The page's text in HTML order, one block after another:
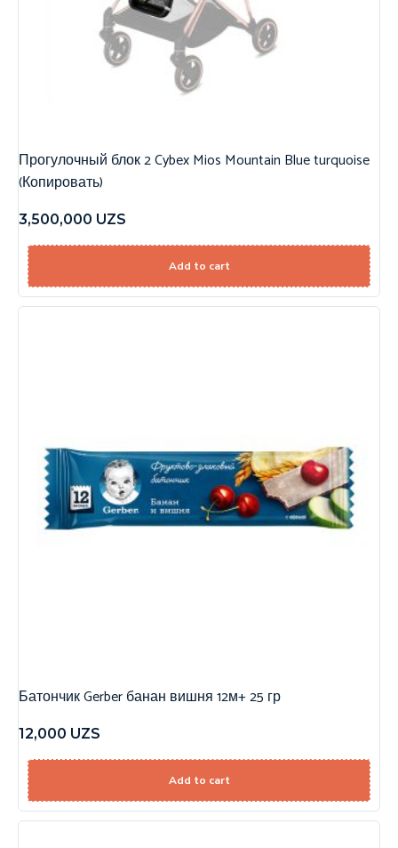
Прогулочный блок 2 Cybex Mios Mountain Blue turquoise
(Копировать)
3,500,000 UZS
Add to cart
Батончик Gerber банан вишня 12м+ 25 гр
12,000 UZS
Add to cart